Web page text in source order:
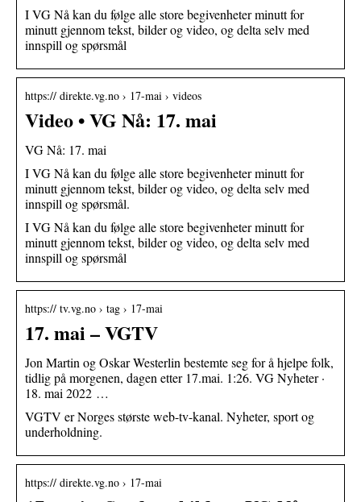
I VG Nå kan du følge alle store begivenheter minutt for
minutt gjennom tekst, bilder og video, og delta selv med
innspill og spørsmål
https:// direkte.vg.no › 17-mai › videos
Video • VG Nå: 17. mai
VG Nå: 17. mai
I VG Nå kan du følge alle store begivenheter minutt for
minutt gjennom tekst, bilder og video, og delta selv med
innspill og spørsmål.
I VG Nå kan du følge alle store begivenheter minutt for
minutt gjennom tekst, bilder og video, og delta selv med
innspill og spørsmål
https:// tv.vg.no › tag › 17-mai
17. mai – VGTV
Jon Martin og Oskar Westerlin bestemte seg for å hjelpe folk,
tidlig på morgenen, dagen etter 17.mai. 1:26. VG Nyheter ·
18. mai 2022 …
VGTV er Norges største web-tv-kanal. Nyheter, sport og
underholdning.
https:// direkte.vg.no › 17-mai